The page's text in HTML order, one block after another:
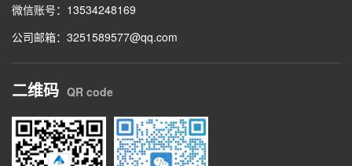
微信账号：13534248169
公司邮箱：3251589577@qq.com
二维码 QR code